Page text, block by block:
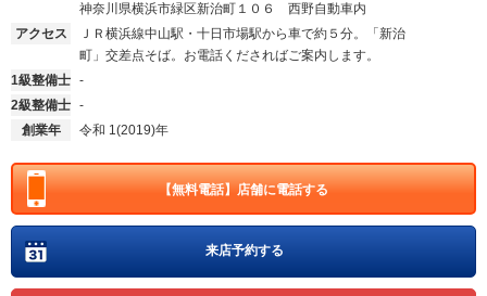
神奈川県横浜市緑区新治町１０６ 西野自動車内
アクセス
ＪＲ横浜線中山駅・十日市場駅から車で約５分。「新治
町」交差点そば。お電話くださればご案内します。
1級整備士 -
2級整備士 -
創業年
令和 1(2019)年
【無料電話】店舗に電話する
来店予約する